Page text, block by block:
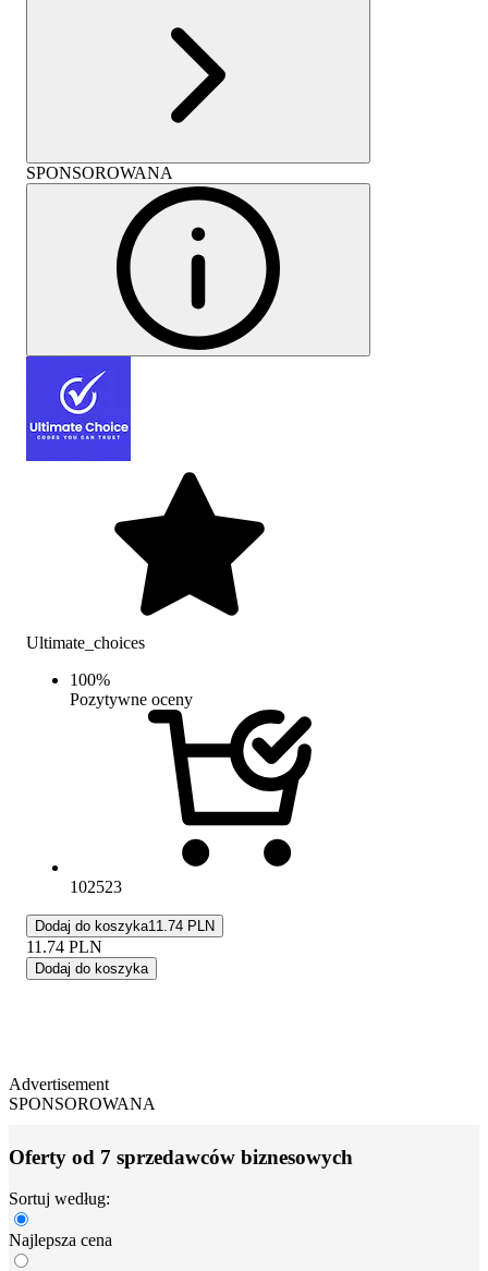
SPONSOROWANA
Ultimate_choices
100%
Pozytywne oceny
102523
Dodaj do koszyka11.74 PLN
11.74 PLN
Dodaj do koszyka
Advertisement
SPONSOROWANA
Oferty od 7 sprzedawców biznesowych
Sortuj według:
Najlepsza cena